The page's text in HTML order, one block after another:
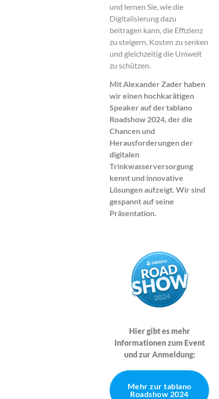
und lernen Sie, wie die
Digitalisierung dazu
beitragen kann, die Effizienz
zu steigern, Kosten zu senken
und gleichzeitig die Umwelt
zu schützen.
Mit Alexander Zader haben
wir einen hochkarätigen
Speaker auf der tablano
Roadshow 2024, der die
Chancen und
Herausforderungen der
digitalen
Trinkwasserversorgung
kennt und innovative
Lösungen aufzeigt. Wir sind
gespannt auf seine
Präsentation.
Hier gibt es mehr
Informationen zum Event
und zur Anmeldung:
Mehr zur tablano
Roadshow 2024